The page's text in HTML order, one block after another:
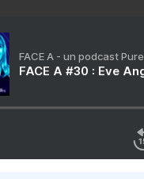
FACE A - un podcast
FACE A #30 : Eve